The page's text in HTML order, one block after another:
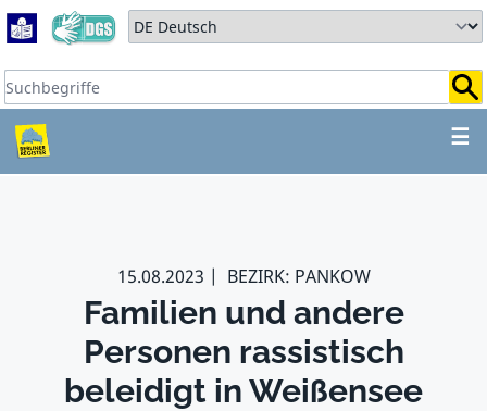
Zum Hauptbereich springen
Zum Hauptmenü springen
Sprache auswählen:
Suchbegriffe:
☰
ZUM HAUPTBEREICH
15.08.2023 BEZIRK: PANKOW
Familien und andere
Personen rassistisch
beleidigt in Weißensee